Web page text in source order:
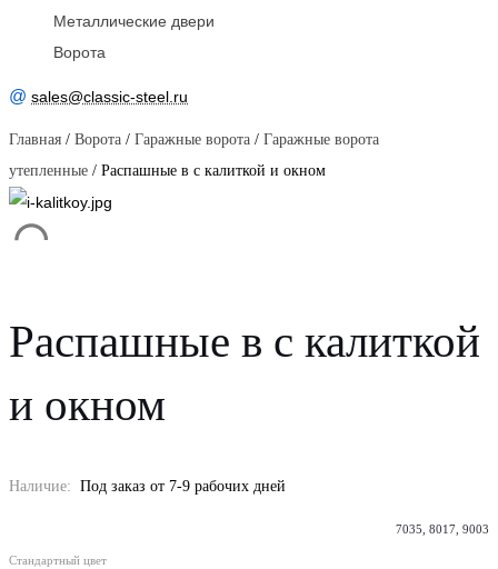
Металлические двери
Ворота
@ sales@classic-steel.ru
Главная / Ворота / Гаражные ворота / Гаражные ворота
утепленные / Распашные в с калиткой и окном
Распашные в с калиткой
и окном
Наличие: Под заказ от 7-9 рабочих дней
7035, 8017, 9003
Стандартный цвет